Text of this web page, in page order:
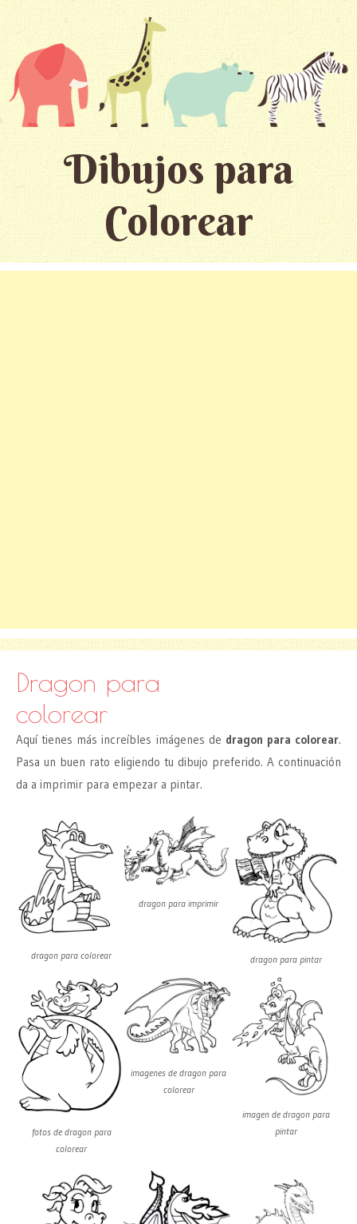
Dibujos para
Colorear
Dragon para
colorear
Aquí tienes más increíbles imágenes de dragon para colorear.
Pasa un buen rato eligiendo tu dibujo preferido. A continuación
da a imprimir para empezar a pintar.
dragon para colorear
dragon para imprimir
dragon para pintar
fotos de dragon para
colorear
imagenes de dragon para
colorear
imagen de dragon para
pintar